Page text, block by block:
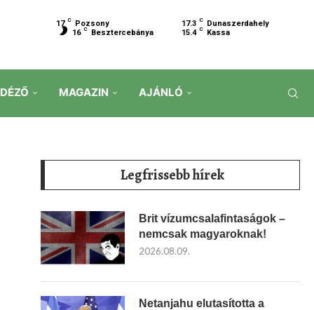
17 C Pozsony 17.3 C
Dunaszerdahely
16 C Besztercebánya 15.4 C Kassa
MAGAZIN AJÁNLÓ
Legfrissebb hírek
Brit vízumcsalafintaságok –
nemcsak magyaroknak!
2026.08.09.
Netanjahu elutasította a